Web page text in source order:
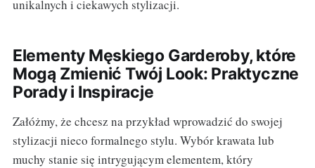
unikalnych i ciekawych stylizacji.
Elementy Męskiego Garderoby, które
Mogą Zmienić Twój Look: Praktyczne
Porady i Inspiracje
Załóżmy, że chcesz na przykład wprowadzić do swojej
stylizacji nieco formalnego stylu. Wybór krawata lub
muchy stanie się intrygującym elementem, który